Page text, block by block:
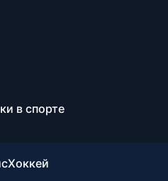
в спорте
Хоккей